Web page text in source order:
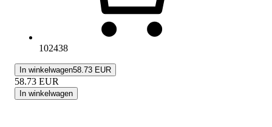
102438
In winkelwagen58.73 EUR
58.73 EUR
In winkelwagen